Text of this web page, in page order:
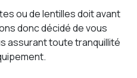
ou de lentilles doit avant
donc décidé de vous
assurant toute tranquillité